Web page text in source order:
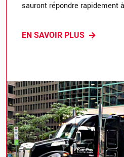
sauront répondre rapidement
EN SAVOIR PLUS